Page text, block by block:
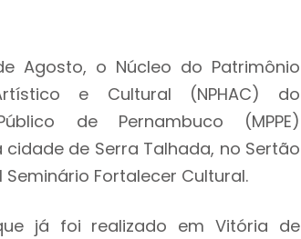
Agosto, o Núcleo do Patrimônio
e Cultural (NPHAC) do
de Pernambuco (MPPE)
cidade de Serra Talhada, no Sertão
Seminário Fortalecer Cultural.
já foi realizado em Vitória de